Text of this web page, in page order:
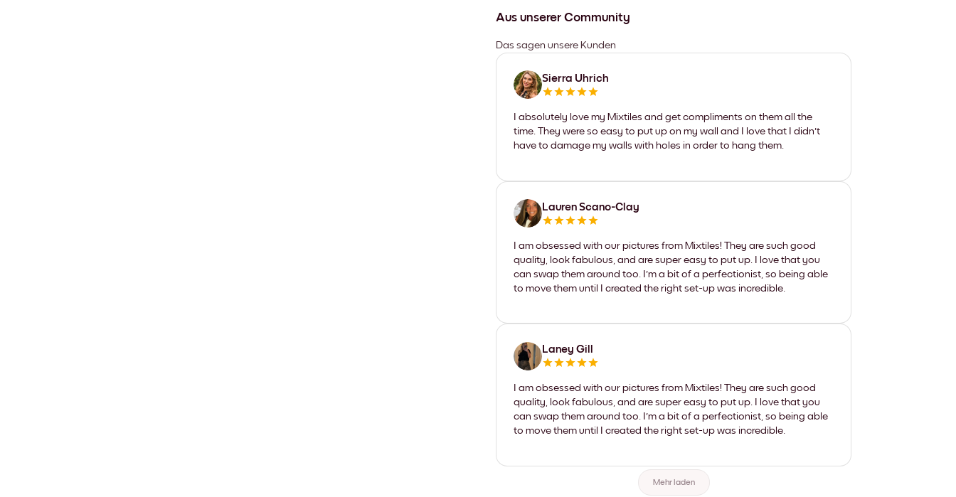
Aus unserer Community
Das sagen unsere Kunden
Sierra Uhrich
I absolutely love my Mixtiles and get compliments on them all the
time. They were so easy to put up on my wall and I love that I didn't
have to damage my walls with holes in order to hang them.
Lauren Scano-Clay
I am obsessed with our pictures from Mixtiles! They are such good
quality, look fabulous, and are super easy to put up. I love that you
can swap them around too. I'm a bit of a perfectionist, so being able
to move them until I created the right set-up was incredible.
Laney Gill
I am obsessed with our pictures from Mixtiles! They are such good
quality, look fabulous, and are super easy to put up. I love that you
can swap them around too. I'm a bit of a perfectionist, so being able
to move them until I created the right set-up was incredible.
Mehr laden